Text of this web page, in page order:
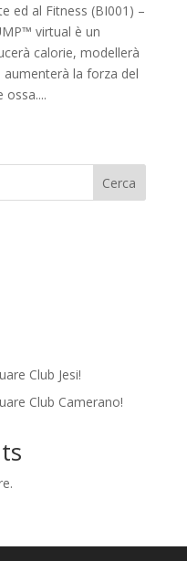
ed al Fitness (BI001) –
virtual è un
calorie, modellerà
la forza del
ossa....
Cerca
Club Jesi!
Club Camerano!